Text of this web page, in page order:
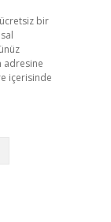
bir
adresine
içerisinde